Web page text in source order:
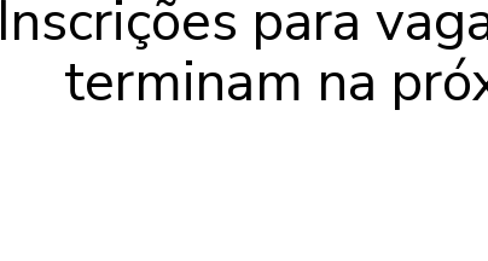
Inscrições para
terminam na